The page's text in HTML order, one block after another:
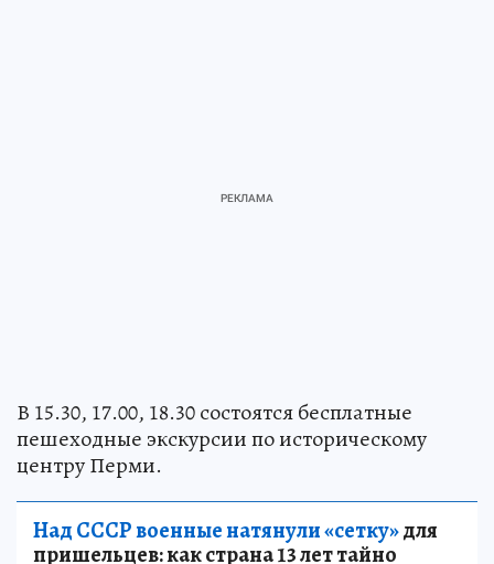
В 15.30, 17.00, 18.30 состоятся бесплатные
пешеходные экскурсии по историческому
центру Перми.
Над СССР военные натянули «сетку»для
пришельцев: как страна 13 лет тайно